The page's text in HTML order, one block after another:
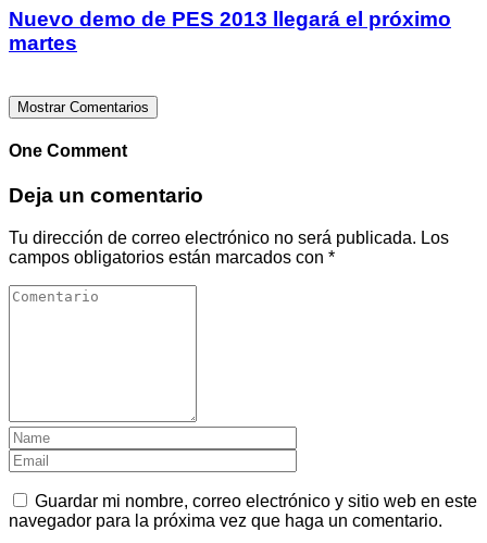
Nuevo demo de PES 2013 llegará el próximo
martes
Mostrar Comentarios
One Comment
Deja un comentario
Tu dirección de correo electrónico no será publicada. Los
campos obligatorios están marcados con *
Guardar mi nombre, correo electrónico y sitio web en este
navegador para la próxima vez que haga un comentario.